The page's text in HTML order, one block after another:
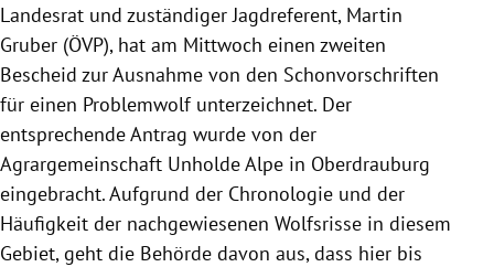
Landesrat und zuständiger Jagdreferent, Martin
Gruber (ÖVP), hat am Mittwoch einen zweiten
Bescheid zur Ausnahme von den Schonvorschriften
für einen Problemwolf unterzeichnet. Der
entsprechende Antrag wurde von der
Agrargemeinschaft Unholde Alpe in Oberdrauburg
eingebracht. Aufgrund der Chronologie und der
Häufigkeit der nachgewiesenen Wolfsrisse in diesem
Gebiet, geht die Behörde davon aus, dass hier bis